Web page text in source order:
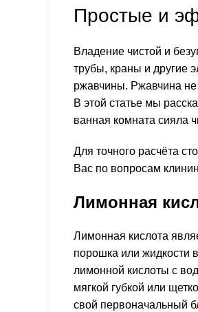
Простые и
Владение чистой и
трубы, краны и другие
ржавчины. Ржавчина не
В этой статье мы
ванная комната сияла
Для точного расчёта
Вас по вопросам
Лимонная
Лимонная кислота
порошка или жидкости
лимонной кислоты с
мягкой губкой или
свой первоначальный